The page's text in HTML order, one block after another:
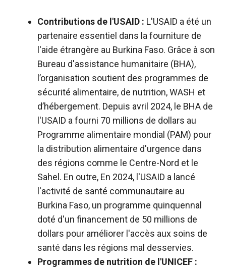
Contributions de l'USAID : L'USAID a été un
partenaire essentiel dans la fourniture de
l'aide étrangère au Burkina Faso. Grâce à son
Bureau d'assistance humanitaire (BHA),
l’organisation soutient des programmes de
sécurité alimentaire, de nutrition, WASH et
d’hébergement. Depuis avril 2024, le BHA de
l'USAID a fourni 70 millions de dollars au
Programme alimentaire mondial (PAM) pour
la distribution alimentaire d'urgence dans
des régions comme le Centre-Nord et le
Sahel. En outre, En 2024, l'USAID a lancé
l'activité de santé communautaire au
Burkina Faso, un programme quinquennal
doté d'un financement de 50 millions de
dollars pour améliorer l'accès aux soins de
santé dans les régions mal desservies.
Programmes de nutrition de l'UNICEF :